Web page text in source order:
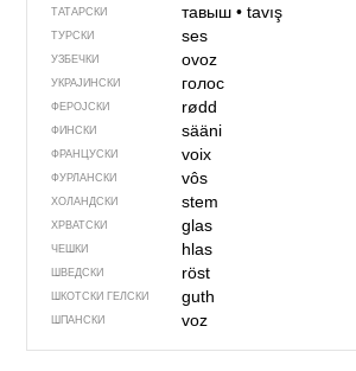
ТАТАРСКИ тавыш• tavış
ТУРСКИ ses
УЗБЕЧКИ ovoz
УКРАЈИНСКИ голос
ФЕРОЈСКИ rødd
ФИНСКИ sääni
ФРАНЦУСКИ voix
ФУРЛАНСКИ vôs
ХОЛАНДСКИ stem
ХРВАТСКИ glas
ЧЕШКИ hlas
ШВЕДСКИ röst
ШКОТСКИ ГЕЛСКИ guth
ШПАНСКИ voz